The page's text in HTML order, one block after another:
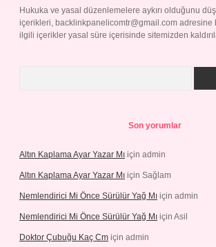
Hukuka ve yasal düzenlemelere aykırı olduğunu
içerikleri, backlinkpanelicomtr@gmail.com adresine
ilgili içerikler yasal süre içerisinde sitemizden
Son yorumlar
Altın Kaplama Ayar Yazar Mı için admin
Altın Kaplama Ayar Yazar Mı için Sağlam
Nemlendirici Mi Önce Sürülür Yağ Mı için admin
Nemlendirici Mi Önce Sürülür Yağ Mı için Asil
Doktor Çubuğu Kaç Cm için admin